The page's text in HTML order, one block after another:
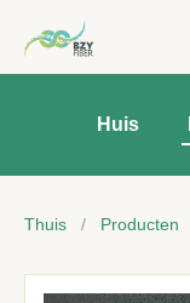
Huis
Thuis / Producten